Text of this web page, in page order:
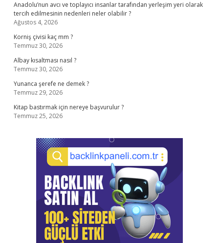
Anadolu’nun avcı ve toplayıcı insanlar tarafından yerleşim yeri olarak
tercih edilmesinin nedenleri neler olabilir ?
Ağustos 4, 2026
Korniş çivisi kaç mm ?
Temmuz 30, 2026
Albay kısaltması nasıl ?
Temmuz 30, 2026
Yunanca şerefe ne demek ?
Temmuz 29, 2026
Kitap bastırmak için nereye başvurulur ?
Temmuz 25, 2026